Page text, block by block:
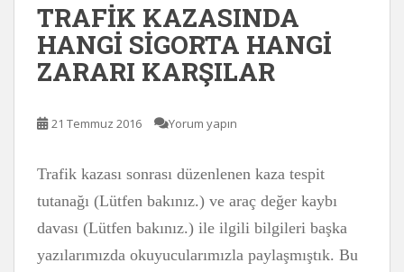
TRAFİK KAZASINDA
HANGİ SİGORTA HANGİ
ZARARI KARŞILAR
21 Temmuz 2016 Yorum yapın
Trafik kazası sonrası düzenlenen kaza tespit
tutanağı (Lütfen bakınız.) ve araç değer kaybı
davası (Lütfen bakınız.) ile ilgili bilgileri başka
yazılarımızda okuyucularımızla paylaşmıştık. Bu